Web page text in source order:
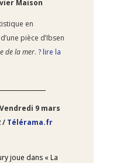
Maison
en
pièce d’Ibsen
de la mer. ? lire la
9 mars
/ Télérama.fr
joue dans « La